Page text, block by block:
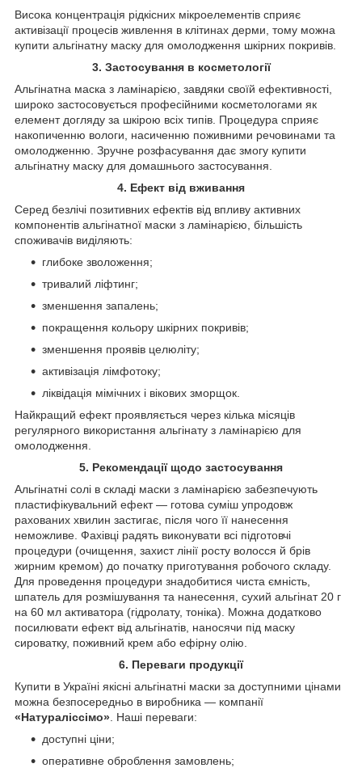
Висока концентрація рідкісних мікроелементів сприяє
активізації процесів живлення в клітинах дерми, тому можна
купити альгінатну маску для омолодження шкірних покривів.
3. Застосування в косметології
Альгінатна маска з ламінарією, завдяки своїй ефективності,
широко застосовується професійними косметологами як
елемент догляду за шкірою всіх типів. Процедура сприяє
накопиченню вологи, насиченню поживними речовинами та
омолодженню. Зручне розфасування дає змогу купити
альгінатну маску для домашнього застосування.
4. Ефект від вживання
Серед безлічі позитивних ефектів від впливу активних
компонентів альгінатної маски з ламінарією, більшість
споживачів виділяють:
глибоке зволоження;
тривалий ліфтинг;
зменшення запалень;
покращення кольору шкірних покривів;
зменшення проявів целюліту;
активізація лімфотоку;
ліквідація мімічних і вікових зморщок.
Найкращий ефект проявляється через кілька місяців
регулярного використання альгінату з ламінарією для
омолодження.
5. Рекомендації щодо застосування
Альгінатні солі в складі маски з ламінарією забезпечують
пластифікувальний ефект — готова суміш упродовж
рахованих хвилин застигає, після чого її нанесення
неможливе. Фахівці радять виконувати всі підготовчі
процедури (очищення, захист лінії росту волосся й брів
жирним кремом) до початку приготування робочого складу.
Для проведення процедури знадобитися чиста ємність,
шпатель для розмішування та нанесення, сухий альгінат 20 г
на 60 мл активатора (гідролату, тоніка). Можна додатково
посилювати ефект від альгінатів, наносячи під маску
сироватку, поживний крем або ефірну олію.
6. Переваги продукції
Купити в Україні якісні альгінатні маски за доступними цінами
можна безпосередньо в виробника — компанії
«Натураліссімо» . Наші переваги:
доступні ціни;
оперативне оброблення замовлень;